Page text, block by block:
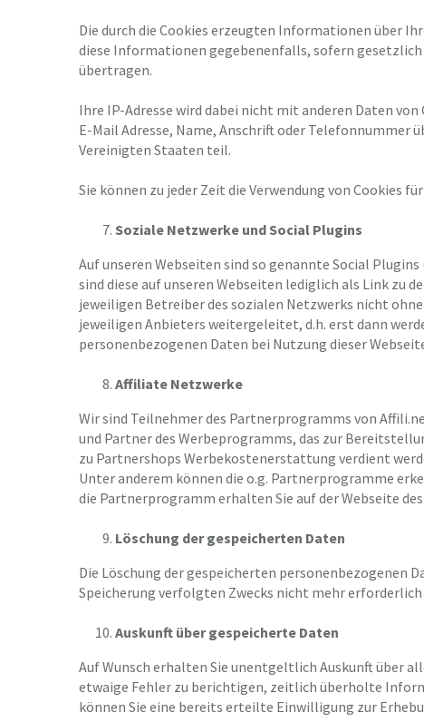
Die durch die Cookies erzeugten Informationen über
diese Informationen gegebenenfalls, sofern
übertragen.
Ihre IP-Adresse wird dabei nicht mit anderen Daten
E-Mail Adresse, Name, Anschrift oder Telefonnummer
Vereinigten Staaten teil.
Sie können zu jeder Zeit die Verwendung von Cookies
Soziale Netzwerke und Social Plugins
Auf unseren Webseiten sind so genannte Social
sind diese auf unseren Webseiten lediglich als Link zu
jeweiligen Betreiber des sozialen Netzwerks nicht
jeweiligen Anbieters weitergeleitet, d.h. erst dann
personenbezogenen Daten bei Nutzung dieser
Affiliate Netzwerke
Wir sind Teilnehmer des Partnerprogramms von
und Partner des Werbeprogramms, das zur
zu Partnershops Werbekostenerstattung verdient
Unter anderem können die o.g. Partnerprogramme
die Partnerprogramm erhalten Sie auf der Webseite
Löschung der gespeicherten Daten
Die Löschung der gespeicherten personenbezogenen
Speicherung verfolgten Zwecks nicht mehr
Auskunft über gespeicherte Daten
Auf Wunsch erhalten Sie unentgeltlich Auskunft über
etwaige Fehler zu berichtigen, zeitlich überholte
können Sie eine bereits erteilte Einwilligung zur